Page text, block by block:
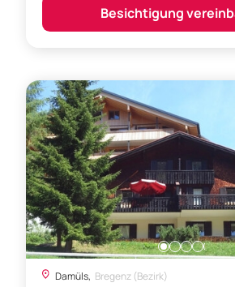
Besichtigung
Damüls, Bregenz (Bezirk)